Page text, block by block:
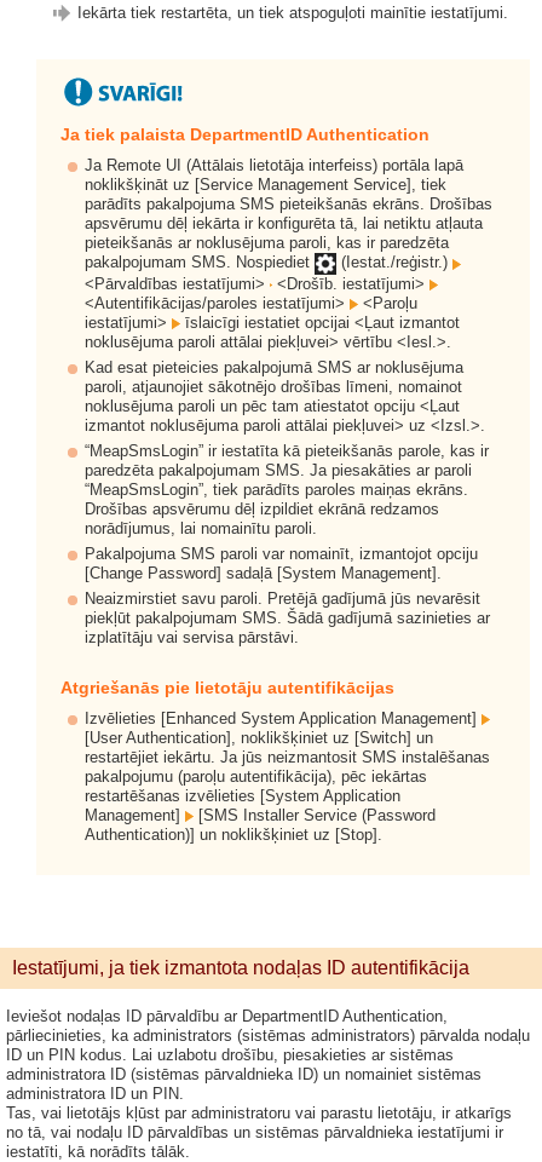
Iekārta tiek restartēta, un tiek atspoguļoti mainītie iestatījumi.
Ja tiek palaista DepartmentID Authentication
Ja Remote UI (Attālais lietotāja interfeiss) portāla lapā
noklikšķināt uz [Service Management Service], tiek
parādīts pakalpojuma SMS pieteikšanās ekrāns. Drošības
apsvērumu dēļ iekārta ir konfigurēta tā, lai netiktu atļauta
pieteikšanās ar noklusējuma paroli, kas ir paredzēta
pakalpojumam SMS. Nospiediet
(Iestat./reģistr.)
<Pārvaldības iestatījumi>
<Drošīb. iestatījumi>
<Autentifikācijas/paroles iestatījumi>
<Paroļu
iestatījumi>
īslaicīgi iestatiet opcijai <Ļaut izmantot
noklusējuma paroli attālai piekļuvei> vērtību <Iesl.>.
Kad esat pieteicies pakalpojumā SMS ar noklusējuma
paroli, atjaunojiet sākotnējo drošības līmeni, nomainot
noklusējuma paroli un pēc tam atiestatot opciju <Ļaut
izmantot noklusējuma paroli attālai piekļuvei> uz <Izsl.>.
“MeapSmsLogin” ir iestatīta kā pieteikšanās parole, kas ir
paredzēta pakalpojumam SMS. Ja piesakāties ar paroli
“MeapSmsLogin”, tiek parādīts paroles maiņas ekrāns.
Drošības apsvērumu dēļ izpildiet ekrānā redzamos
norādījumus, lai nomainītu paroli.
Pakalpojuma SMS paroli var nomainīt, izmantojot opciju
[Change Password] sadaļā [System Management].
Neaizmirstiet savu paroli. Pretējā gadījumā jūs nevarēsit
piekļūt pakalpojumam SMS. Šādā gadījumā sazinieties ar
izplatītāju vai servisa pārstāvi.
Atgriešanās pie lietotāju autentifikācijas
Izvēlieties [Enhanced System Application Management]
[User Authentication], noklikšķiniet uz [Switch] un
restartējiet iekārtu. Ja jūs neizmantosit SMS instalēšanas
pakalpojumu (paroļu autentifikācija), pēc iekārtas
restartēšanas izvēlieties [System Application
Management]
[SMS Installer Service (Password
Authentication)] un noklikšķiniet uz [Stop].
Iestatījumi, ja tiek izmantota nodaļas ID autentifikācija
Ieviešot nodaļas ID pārvaldību ar DepartmentID Authentication,
pārliecinieties, ka administrators (sistēmas administrators) pārvalda nodaļu
ID un PIN kodus. Lai uzlabotu drošību, piesakieties ar sistēmas
administratora ID (sistēmas pārvaldnieka ID) un nomainiet sistēmas
administratora ID un PIN.
Tas, vai lietotājs kļūst par administratoru vai parastu lietotāju, ir atkarīgs
no tā, vai nodaļu ID pārvaldības un sistēmas pārvaldnieka iestatījumi ir
iestatīti, kā norādīts tālāk.